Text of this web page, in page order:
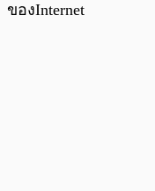
ของInternet